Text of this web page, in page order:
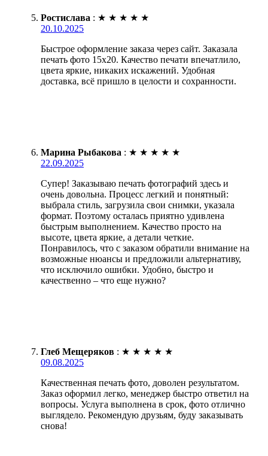
Ростислава : ★ ★ ★ ★ ★
20.10.2025
Быстрое оформление заказа через сайт. Заказала
печать фото 15х20. Качество печати впечатлило,
цвета яркие, никаких искажений. Удобная
доставка, всё пришло в целости и сохранности.
Марина Рыбакова : ★ ★ ★ ★ ★
22.09.2025
Супер! Заказываю печать фотографий здесь и
очень довольна. Процесс легкий и понятный:
выбрала стиль, загрузила свои снимки, указала
формат. Поэтому осталась приятно удивлена
быстрым выполнением. Качество просто на
высоте, цвета яркие, а детали четкие.
Понравилось, что с заказом обратили внимание на
возможные нюансы и предложили альтернативу,
что исключило ошибки. Удобно, быстро и
качественно – что еще нужно?
Глеб Мещеряков : ★ ★ ★ ★ ★
09.08.2025
Качественная печать фото, доволен результатом.
Заказ оформил легко, менеджер быстро ответил на
вопросы. Услуга выполнена в срок, фото отлично
выглядело. Рекомендую друзьям, буду заказывать
снова!